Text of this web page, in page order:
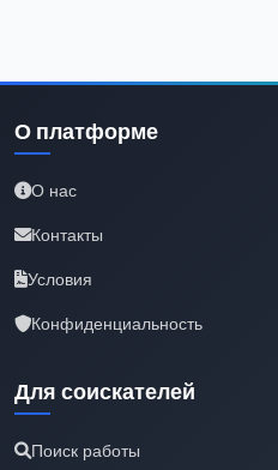
О платформе
О нас
Контакты
Условия
Конфиденциальность
Для соискателей
Поиск работы